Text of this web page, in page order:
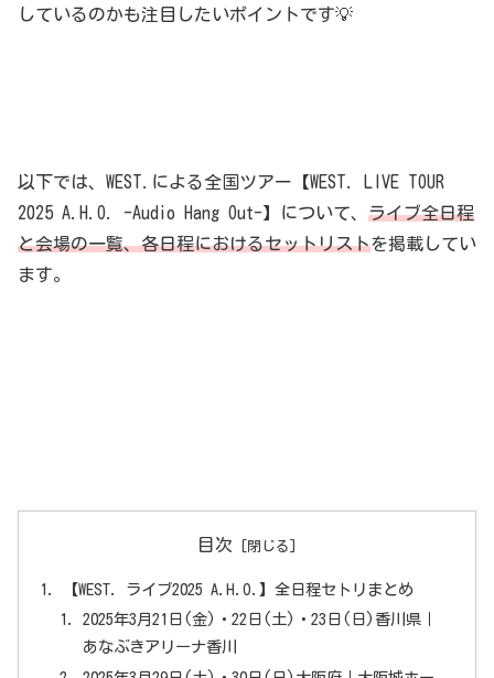
しているのかも注目したいポイントです💡
以下では、WEST.による全国ツアー【WEST. LIVE TOUR
2025 A.H.O. -Audio Hang Out-】について、 ライブ全日程
と会場の一覧、各日程におけるセットリストを掲載してい
ます。
目次
【WEST. ライブ2025 A.H.O.】全日程セトリまとめ
2025年3月21日(金)・22日(土)・23日(日)香川県｜
あなぶきアリーナ香川